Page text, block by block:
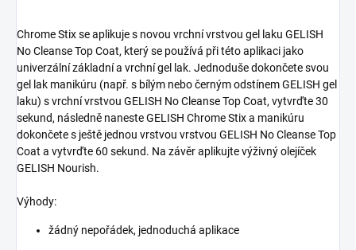
Chrome Stix se aplikuje s novou vrchní vrstvou gel laku GELISH
No Cleanse Top Coat, který se používá při této aplikaci jako
univerzální základní a vrchní gel lak. Jednoduše dokončete svou
gel lak manikúru (např. s ​​bílým nebo černým odstínem GELISH gel
laku) s vrchní vrstvou GELISH No Cleanse Top Coat, vytvrďte 30
sekund, následně naneste GELISH Chrome Stix a manikúru
dokončete s ještě jednou vrstvou vrstvou GELISH No Cleanse Top
Coat a vytvrďte 60 sekund. Na závěr aplikujte výživný olejíček
GELISH Nourish.
Výhody:
žádný nepořádek, jednoduchá aplikace